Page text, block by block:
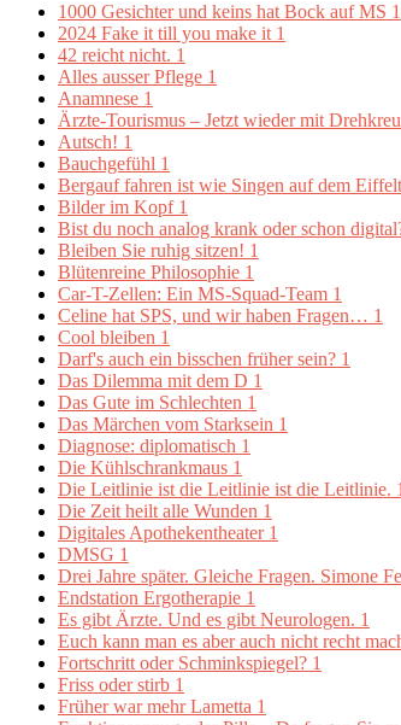
1000 Gesichter und keins hat Bock auf MS 1
2024 Fake it till you make it 1
42 reicht nicht. 1
Alles ausser Pflege 1
Anamnese 1
Ärzte-Tourismus – Jetzt wieder mit
Autsch! 1
Bauchgefühl 1
Bergauf fahren ist wie Singen auf dem
Bilder im Kopf 1
Bist du noch analog krank oder schon
Bleiben Sie ruhig sitzen! 1
Blütenreine Philosophie 1
Car-T-Zellen: Ein MS-Squad-Team 1
Celine hat SPS, und wir haben Fragen… 1
Cool bleiben 1
Darf's auch ein bisschen früher sein? 1
Das Dilemma mit dem D 1
Das Gute im Schlechten 1
Das Märchen vom Starksein 1
Diagnose: diplomatisch 1
Die Kühlschrankmaus 1
Die Leitlinie ist die Leitlinie ist die Leitlinie. 1
Die Zeit heilt alle Wunden 1
Digitales Apothekentheater 1
DMSG 1
Drei Jahre später. Gleiche Fragen. Simone
Endstation Ergotherapie 1
Es gibt Ärzte. Und es gibt Neurologen. 1
Euch kann man es aber auch nicht recht
Fortschritt oder Schminkspiegel? 1
Friss oder stirb 1
Früher war mehr Lametta 1